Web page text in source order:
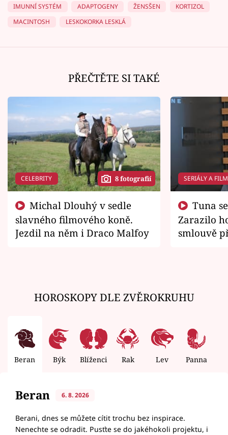
IMUNNÍ SYSTÉM ADAPTOGENY ŽENSŠEN
KORTIZOL
MACINTOSH
LESKOKORKA LESKLÁ
PŘEČTĚTE SI TAKÉ
CELEBRITY 8 fotografií
slavného filmového koně.
Jezdil na něm i Draco Malfoy
SERIÁLY A
Zarazilo
smlouvě
HOROSKOPY DLE ZVĚROKRUHU
Beran Býk Blíženci Rak Lev Panna
Beran 6. 8. 2026
Berani, dnes se můžete cítit trochu bez inspirace.
Nenechte se odradit. Pusťte se do jakéhokoli projektu, i